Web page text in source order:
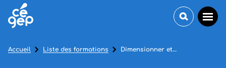
Accueil Liste des formations Dimensionner et assembler un système photovoltaïque en milieu isolé